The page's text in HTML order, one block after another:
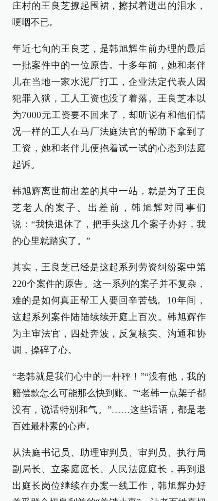
庄村的王良芝撩起围裙，擦拭着迸出的泪水，
哽咽不已。
年近七旬的王良芝，是韩旭辉生前办理的最后
一批案件中的一位原告。十多年前，她和老伴
儿在当地一家水泥厂打工，企业法定代表人因
犯罪入狱，工人工资也没了着落。王良芝本以
为7000元工资要不回来了，却听说有和他们情
况一样的工人在马厂法庭法官的帮助下拿到了
工资，她和老伴儿便抱着试一试的心态到法庭
起诉。
韩旭辉离世前出差的其中一站，就是为了王良
芝老人的案子。出差前，韩旭辉对同事们
说：“我快退休了，把手头这几个案子办好，我
的心里就踏实了。”
其实，王良芝已经是这起系列劳资纠纷案中第
220个案件的原告。这一系列的案子并不复杂，
难的是如何真正帮工人要回辛苦钱。10年间，
这起系列案件陆陆续续开庭上百次。韩旭辉作
为主审法官，四处奔波，反复核实、沟通和协
调，操碎了心。
“老韩就是我们心中的一杆秤！”“没有他，我的
赔偿款怎么可能那么快到账。”“老韩一点架子都
没有，说话特别和气。”……这些话语，都是老
百姓最朴素的心声。
从法庭书记员、助理审判员、审判员、执行局
副局长、立案庭庭长、人民法庭庭长，再到退
出庭长岗位继续在办案一线工作，韩旭辉办好